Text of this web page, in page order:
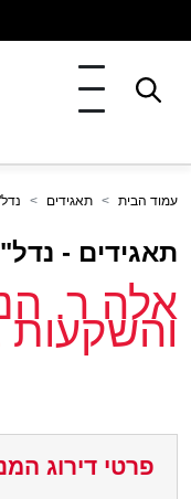
עמוד הבית תאגידים
תאגידים -
אלה ר.
פרטי דירוג